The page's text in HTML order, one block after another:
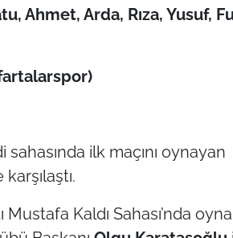
Ahmet, Arda, Rıza, Yusuf,
ilk maçını oynayan
Kaldı Sahası’nda